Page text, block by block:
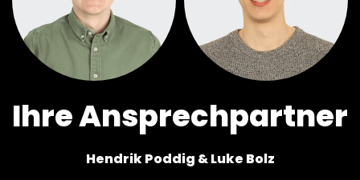
Ihre Ansprechpartner
Hendrik Poddig & Luke Bolz